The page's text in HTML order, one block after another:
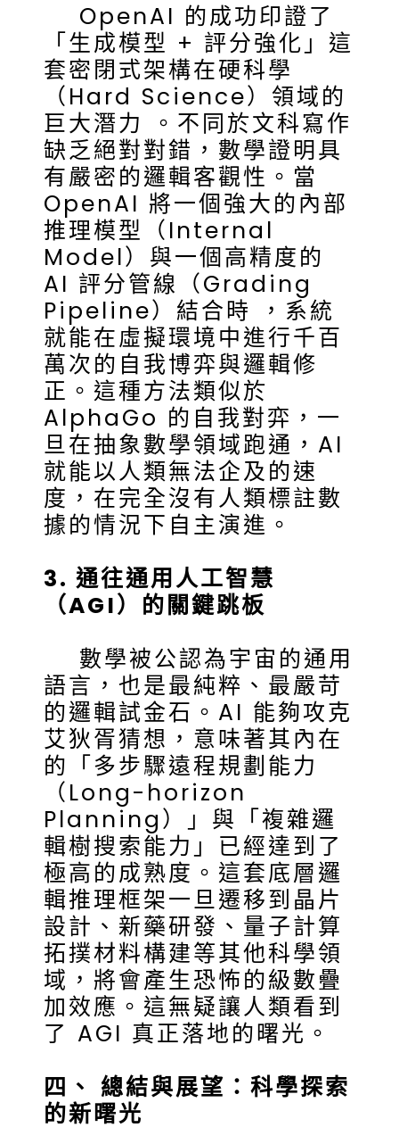
OpenAI 的成功印證了
「生成模型 + 評分強化」這
套密閉式架構在硬科學
（Hard Science）領域的
巨大潛力 。不同於文科寫作
缺乏絕對對錯，數學證明具
有嚴密的邏輯客觀性。當
OpenAI 將一個強大的內部
推理模型（Internal
Model）與一個高精度的
AI 評分管線（Grading
Pipeline）結合時 ，系統
就能在虛擬環境中進行千百
萬次的自我博弈與邏輯修
正。這種方法類似於
AlphaGo 的自我對弈，一
旦在抽象數學領域跑通，AI
就能以人類無法企及的速
度，在完全沒有人類標註數
據的情況下自主演進。
3. 通往通用人工智慧
（AGI）的關鍵跳板
數學被公認為宇宙的通用
語言，也是最純粹、最嚴苛
的邏輯試金石。AI 能夠攻克
艾狄胥猜想，意味著其內在
的「多步驟遠程規劃能力
（Long-horizon
Planning）」與「複雜邏
輯樹搜索能力」已經達到了
極高的成熟度。這套底層邏
輯推理框架一旦遷移到晶片
設計、新藥研發、量子計算
拓撲材料構建等其他科學領
域，將會產生恐怖的級數疊
加效應。這無疑讓人類看到
了 AGI 真正落地的曙光。
四、 總結與展望：科學探索
的新曙光